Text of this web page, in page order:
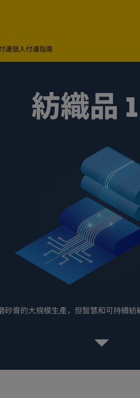
運個人付運指南
紡織品
膏的大規模生產，但智慧和可持續